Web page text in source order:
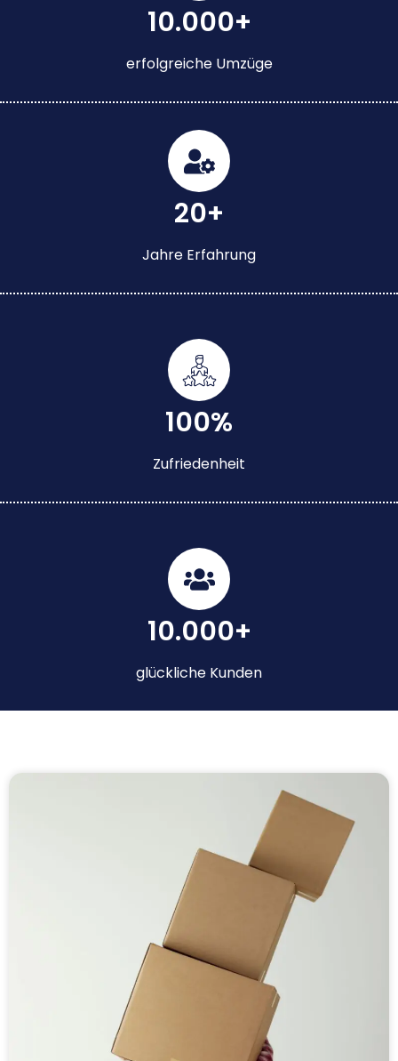
10.000+
erfolgreiche Umzüge
20+
Jahre Erfahrung
100%
Zufriedenheit
10.000+
glückliche Kunden